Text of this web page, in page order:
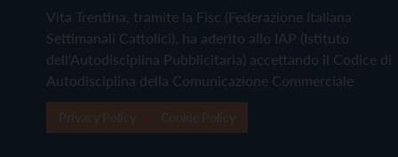
Vita Trentina, tramite la Fisc (Federazione Italiana
Settimanali Cattolici), ha aderito allo IAP (Istituto
dell'Autodisciplina Pubblicitaria) accettando il Codice di
Autodisciplina della Comunicazione Commerciale